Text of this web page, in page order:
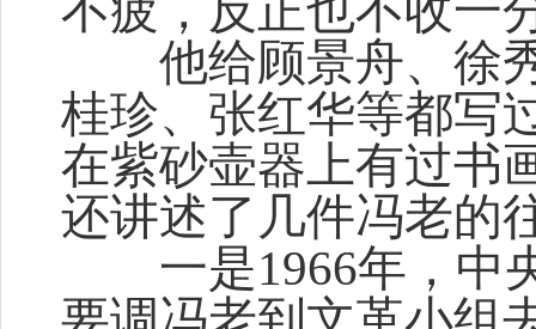
他给顾景舟、徐秀
桂珍、张红华等都写
在紫砂壶器上有过书
还讲述了几件冯老的
一是1966年，中